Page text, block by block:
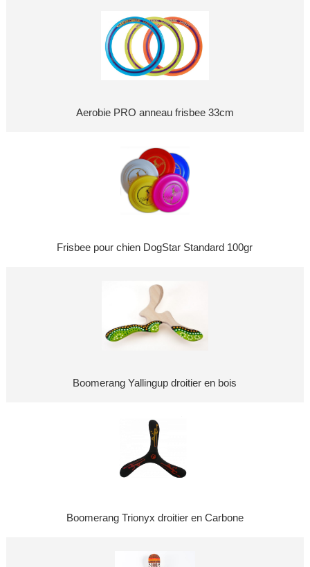
Aerobie PRO anneau frisbee 33cm
Frisbee pour chien DogStar Standard 100gr
Boomerang Yallingup droitier en bois
Boomerang Trionyx droitier en Carbone